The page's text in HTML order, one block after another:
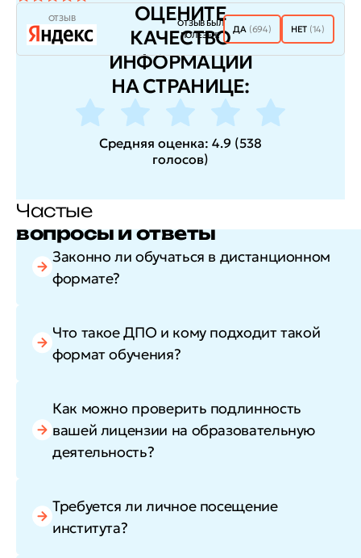
ОТЗЫВ
ОТЗЫВ БЫЛ
ПОЛЕЗЕН?
ДА (694) НЕТ (14)
ОЦЕНИТЕ
КАЧЕСТВО
ИНФОРМАЦИИ
НА СТРАНИЦЕ:
Средняя оценка: 4.9 (538
голосов)
Частые
вопросы и ответы
Законно ли обучаться в дистанционном
формате?
Что такое ДПО и кому подходит такой
формат обучения?
Как можно проверить подлинность
вашей лицензии на образовательную
деятельность?
Требуется ли личное посещение
института?